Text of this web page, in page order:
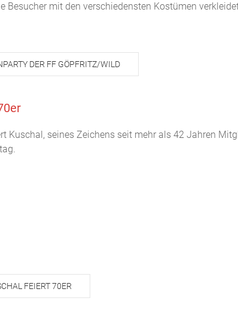
Besucher mit den verschiedensten Kostümen
DER FF GÖPFRITZ/WILD
Kuschal, seines Zeichens seit mehr als 42 Jahren
FEIERT 70ER